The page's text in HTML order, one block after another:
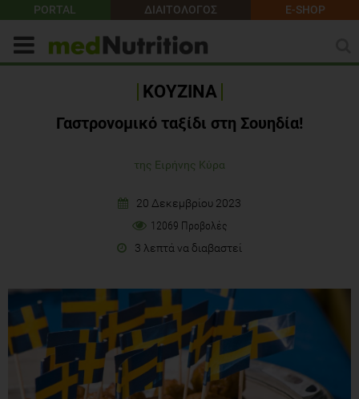
PORTAL ΔΙΑΙΤΟΛΟΓΟΣ E-SHOP
ΚΟΥΖΙΝΑ
Γαστρονομικό ταξίδι στη Σουηδία!
της Ειρήνης Κύρα
20 Δεκεμβρίου 2023
12069 Προβολές
3 λεπτά να διαβαστεί